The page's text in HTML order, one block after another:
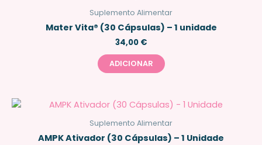
Suplemento Alimentar
Mater Vita® (30 Cápsulas) – 1 unidade
34,00 €
ADICIONAR
Suplemento Alimentar
AMPK Ativador (30 Cápsulas) – 1 Unidade